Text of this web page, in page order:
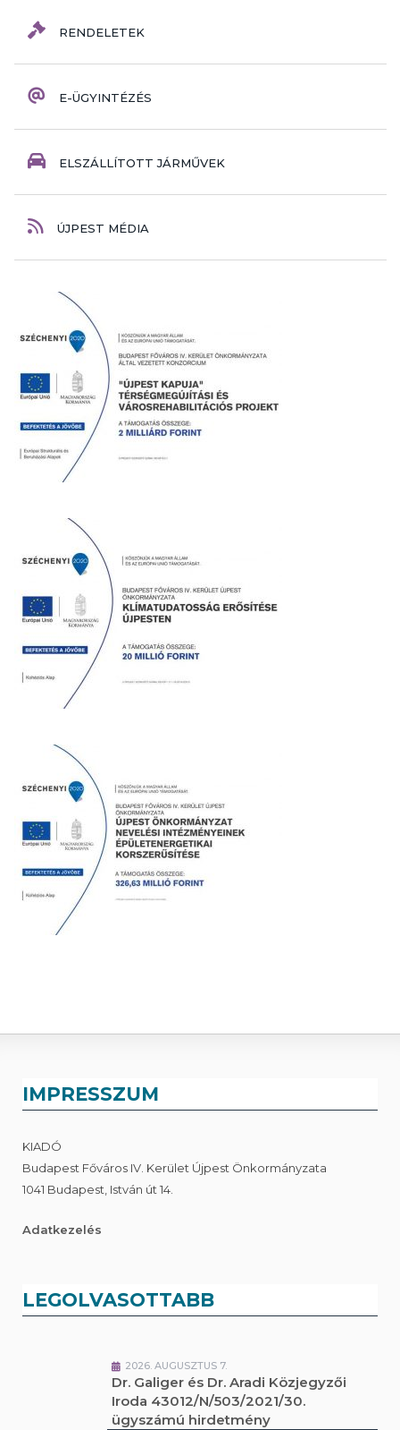
RENDELETEK
E-ÜGYINTÉZÉS
ELSZÁLLÍTOTT JÁRMŰVEK
ÚJPEST MÉDIA
IMPRESSZUM
KIADÓ
Budapest Főváros IV. Kerület Újpest Önkormányzata
1041 Budapest, István út 14.
Adatkezelés
LEGOLVASOTTABB
2026. AUGUSZTUS 7.
Dr. Galiger és Dr. Aradi Közjegyzői
Iroda 43012/N/503/2021/30.
ügyszámú hirdetmény